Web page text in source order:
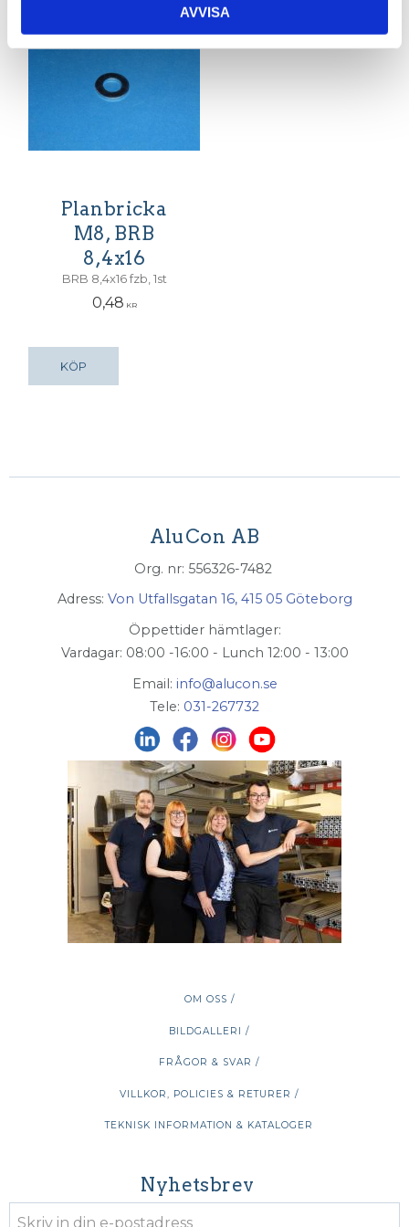
AVVISA
Planbricka
M8, BRB
8,4x16
BRB 8,4x16 fzb, 1st
0,48 KR
KÖP
AluCon AB
Org. nr: 556326-7482
Adress: Von Utfallsgatan 16, 415 05 Göteborg
Öppettider hämtlager:
Vardagar: 08:00 -16:00 - Lunch 12:00 - 13:00
Email: info@alucon.se
Tele: 031-267732
OM OSS /
BILDGALLERI /
FRÅGOR & SVAR /
VILLKOR, POLICIES & RETURER /
TEKNISK INFORMATION & KATALOGER
Nyhetsbrev